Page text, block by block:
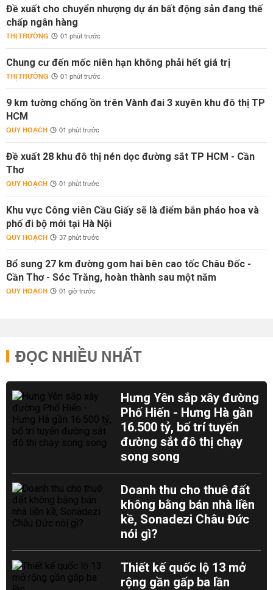
Đề xuất cho chuyển nhượng dự án bất động sản đang thế
chấp ngân hàng
THỊ TRƯỜNG 01 phút trước
Chung cư đến mốc niên hạn không phải hết giá trị
THỊ TRƯỜNG 01 phút trước
9 km tường chống ồn trên Vành đai 3 xuyên khu đô thị TP
HCM
QUY HOẠCH 01 phút trước
Đề xuất 28 khu đô thị nén dọc đường sắt TP HCM - Cần
Thơ
QUY HOẠCH 01 phút trước
Khu vực Công viên Cầu Giấy sẽ là điểm bắn pháo hoa và
phố đi bộ mới tại Hà Nội
QUY HOẠCH 37 phút trước
Bổ sung 27 km đường gom hai bên cao tốc Châu Đốc -
Cần Thơ - Sóc Trăng, hoàn thành sau một năm
QUY HOẠCH 01 giờ trước
ĐỌC NHIỀU NHẤT
Hưng Yên sắp xây đường
Phố Hiến - Hưng Hà gần
16.500 tỷ, bố trí tuyến
đường sắt đô thị chạy
song song
Doanh thu cho thuê đất
không bằng bán nhà liền
kề, Sonadezi Châu Đức
nói gì?
Thiết kế quốc lộ 13 mở
rộng gần gấp ba lần